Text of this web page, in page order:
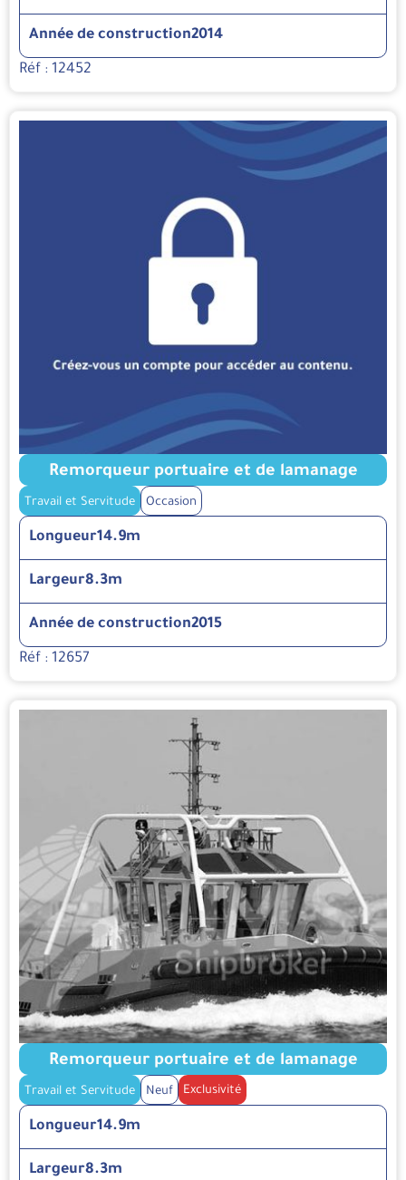
Année de construction2014
Réf : 12452
Remorqueur portuaire et de lamanage
Travail et Servitude Occasion
Longueur14.9m
Largeur8.3m
Année de construction2015
Réf : 12657
Remorqueur portuaire et de lamanage
Travail et Servitude Neuf Exclusivité
Longueur14.9m
Largeur8.3m